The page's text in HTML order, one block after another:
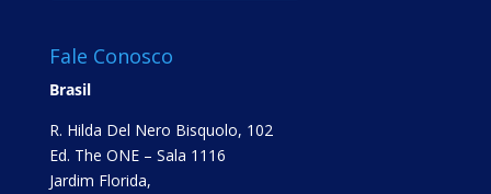
Fale Conosco
Brasil
R. Hilda Del Nero Bisquolo, 102
Ed. The ONE – Sala 1116
Jardim Florida,